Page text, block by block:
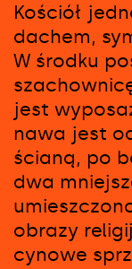
Kościół
dachem,
W środku
jest
nawa jest
ścianą, po
dwa
obrazy
cynowe